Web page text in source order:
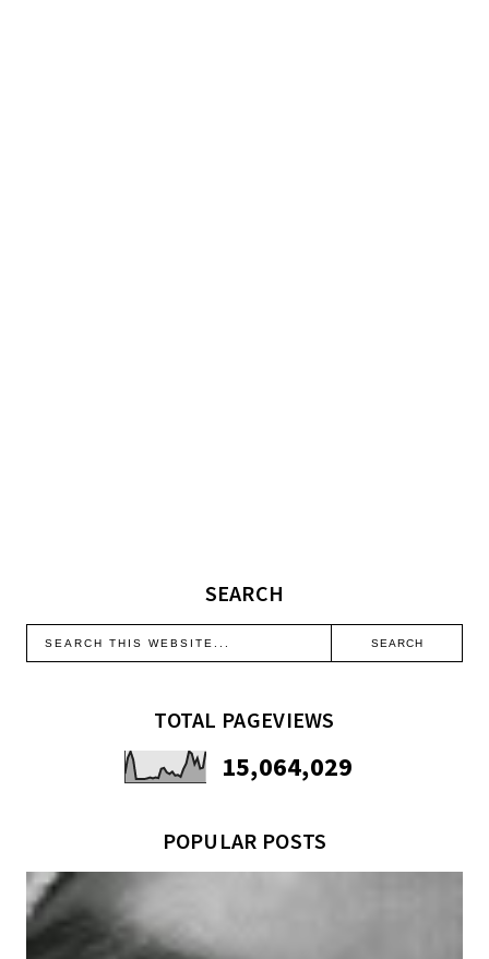
SEARCH
TOTAL PAGEVIEWS
15,064,029
POPULAR POSTS